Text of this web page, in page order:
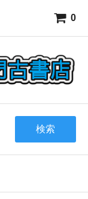
0
検索